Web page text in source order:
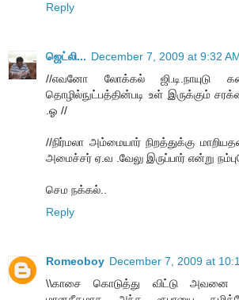
Reply
ஜெட்லி... December 7, 2009 at 9:32
//எவனோ லோக்கல் ஜி.டி.நாயுடு
தொழில்நுட்பத்தின்படி உள் இருக்கும்
.ஓ //
//நிர்மலா அம்மையார் நிறத்துக்கு
அமைச்சர் ஏ.வ .வேலு இருப்பார் என்று
செம நக்கல்..
Reply
Romeoboy December 7, 2009 at
\\காசை கொடுத்து விட்டு அவனை